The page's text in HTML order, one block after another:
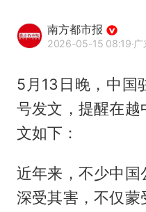
南方都市报
2026-05-15 08:19·
5月13日晚，中国
号发文，提醒在越
文如下：
近年来，不少中国
深受其害，不仅蒙